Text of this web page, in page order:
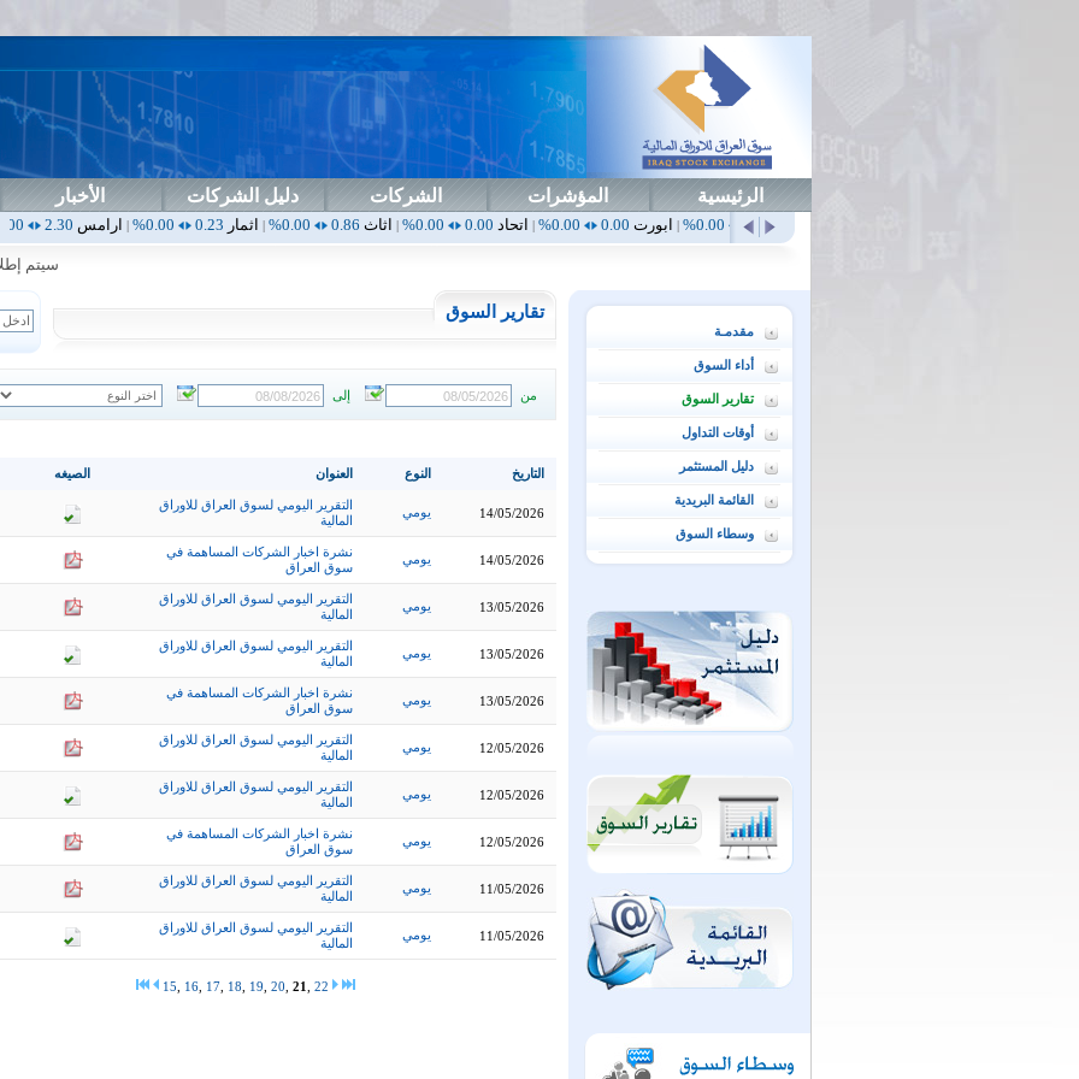
الرئيسية المؤشرات الشركات دليل الشركات الأخبار
| ابورت0.00
0.00%
|اتحاد 0.00%
|اثاث0.86
0.00%
|اثمار 0.00%
|ارامس2.30
|اربيل 0.00
سيتم إطلاق
مقدمـة
أداء السوق
تقارير السوق
أوقات التداول
دليل المستثمر
القائمة البريدية
وسطاء السوق
تقارير السوق
من إلى
الصيغه العنوان النوع التاريخ
التقرير اليومي لسوق العراق للاوراق
المالية
يومي 14/05/2026
نشرة اخبار الشركات المساهمة في
سوق العراق
يومي 14/05/2026
التقرير اليومي لسوق العراق للاوراق
المالية
يومي 13/05/2026
التقرير اليومي لسوق العراق للاوراق
المالية
يومي 13/05/2026
نشرة اخبار الشركات المساهمة في
سوق العراق
يومي 13/05/2026
التقرير اليومي لسوق العراق للاوراق
المالية
يومي 12/05/2026
التقرير اليومي لسوق العراق للاوراق
المالية
يومي 12/05/2026
نشرة اخبار الشركات المساهمة في
سوق العراق
يومي 12/05/2026
التقرير اليومي لسوق العراق للاوراق
المالية
يومي 11/05/2026
التقرير اليومي لسوق العراق للاوراق
المالية
يومي 11/05/2026
15 16 17 18 19 20 21 22